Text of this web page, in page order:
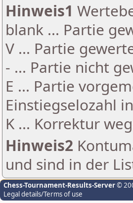
Hinweis1
blank ... Partie
V ... Partie
- ... Partie nicht
E ... Partie
Einstiegselozahl
K ... Korrektur
Hinweis2
und sind in der
Chess-Tournament-Results-Server©
Legal details/Terms of use